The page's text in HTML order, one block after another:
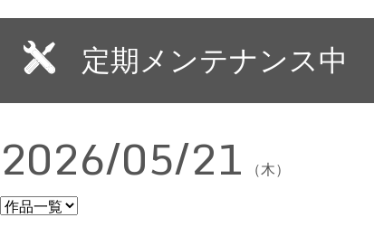
定期メンテナンス中
2026/05/21 （木）